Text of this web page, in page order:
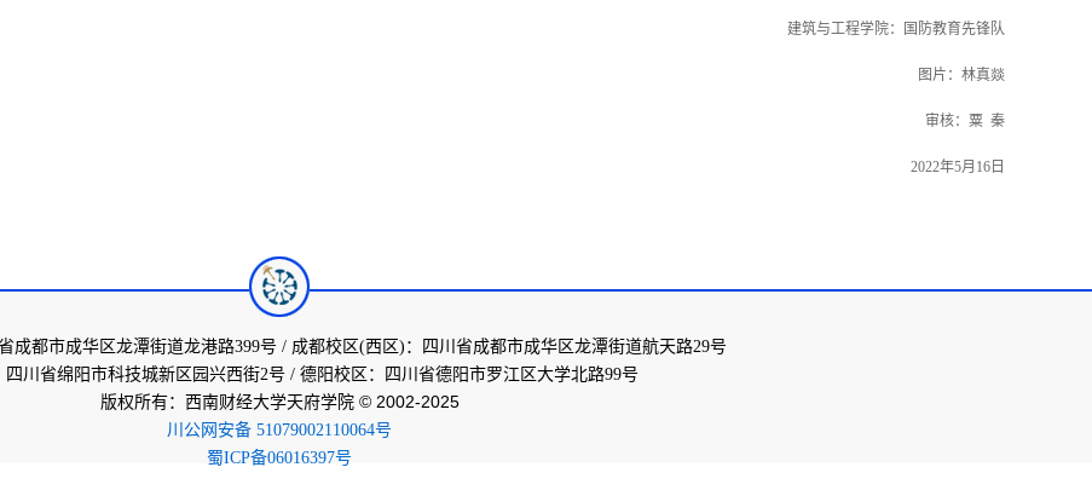
建筑与工程学院：国防教育先锋队
图片：林真燚
审核：粟 秦
2022年5月 16 日
成都市成华区龙潭街道龙港路399号 / 成都校区(西区)：四川省成都市成华区龙潭街道航天路29号
四川省绵阳市科技城新区园兴西街2号 / 德阳校区：四川省德阳市罗江区大学北路99号
版权所有：西南财经大学天府学院 © 2002-2025
川公网安备 51079002110064号
蜀ICP备06016397号